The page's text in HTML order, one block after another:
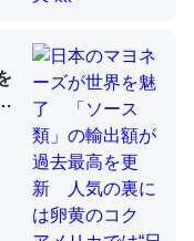
かった。調べたら
の1程度。
「昆虫はなぜ海にいな